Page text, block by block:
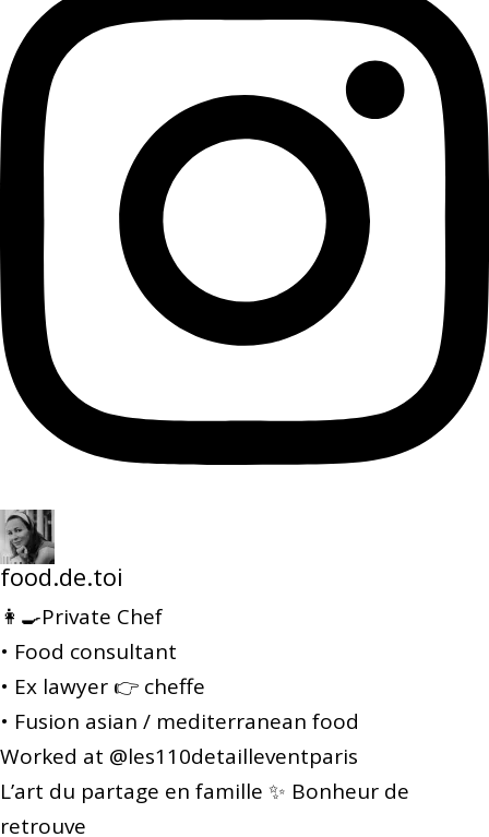
food.de.toi
👩‍🍳Private Chef
• Food consultant
• Ex lawyer 👉 cheffe
• Fusion asian / mediterranean food
Worked at @les110detailleventparis
L’art du partage en famille ✨ Bonheur de
retrouve